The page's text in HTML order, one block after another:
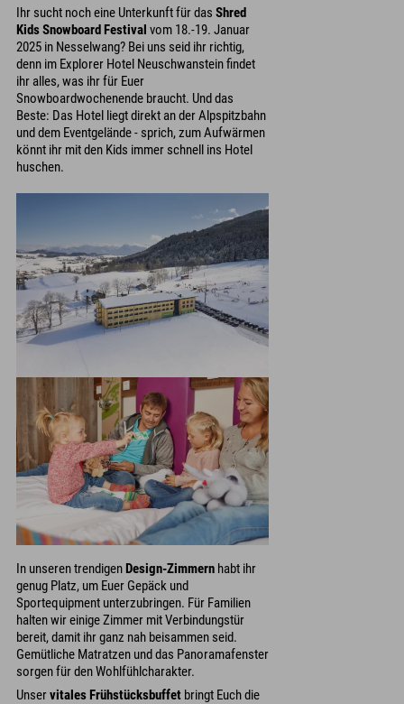
Ihr sucht noch eine Unterkunft für das Shred
Kids Snowboard Festival vom 18.-19. Januar
2025 in Nesselwang? Bei uns seid ihr richtig,
denn im Explorer Hotel Neuschwanstein findet
ihr alles, was ihr für Euer
Snowboardwochenende braucht. Und das
Beste: Das Hotel liegt direkt an der Alpspitzbahn
und dem Eventgelände - sprich, zum Aufwärmen
könnt ihr mit den Kids immer schnell ins Hotel
huschen.
In unseren trendigenDesign-Zimmern habt ihr
genug Platz, um Euer Gepäck und
Sportequipment unterzubringen. Für Familien
halten wir einige Zimmer mit Verbindungstür
bereit, damit ihr ganz nah beisammen seid.
Gemütliche Matratzen und das Panoramafenster
sorgen für den Wohlfühlcharakter.
Unservitales Frühstücksbuffet bringt Euch die